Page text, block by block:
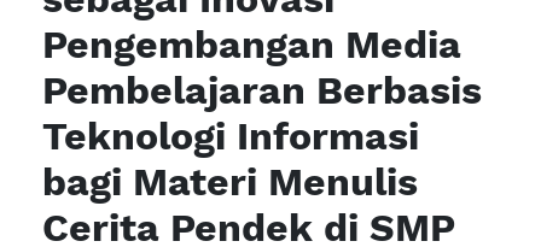
Pengembangan Media
Pembelajaran Berbasis
Teknologi Informasi
bagi Materi Menulis
Cerita Pendek di SMP